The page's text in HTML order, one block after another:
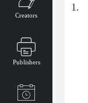
Creators
Publishers
1.